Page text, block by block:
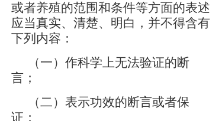
或者养殖的范围和条件等方面的表述
应当真实、清楚、明白，并不得含有
下列内容：
（一）作科学上无法验证的断
言；
（二）表示功效的断言或者保
证；